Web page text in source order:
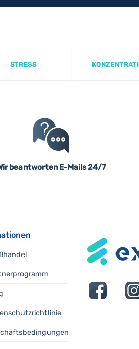
STRESS
beantworten E-Mails 24/7